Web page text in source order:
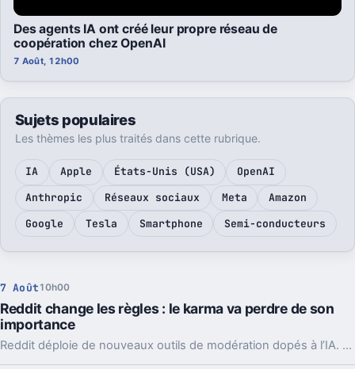
Des agents IA ont créé leur propre réseau de
coopération chez OpenAI
7 Août, 12h00
Sujets populaires
Les thèmes les plus traités dans cette rubrique.
IA Apple États-Unis (USA)
OpenAI
Anthropic
Réseaux sociaux Meta
Amazon
Google
Tesla Smartphone Semi-conducteurs
7 Août 10h00
Reddit change les règles : le karma va perdre de son
importance
Reddit déploie de nouveaux outils de modération dopés à l’IA. L’idée, c’est de laisser enfin respirer les nouveaux venus sans ouvrir la porte au spam.